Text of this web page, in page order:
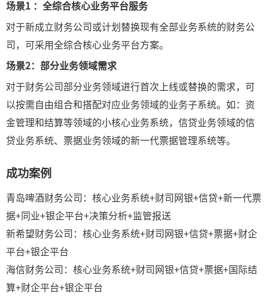
场景1 ： 全综合核心业务平台服务
对于新成立财务公司或计划替换现有全部业务系统的财务公
司，可采用全综合核心业务平台方案。
场景2： 部分业务领域需求
对于财务公司部分业务领域进行首次上线或替换的需求，可
以按需自由组合和搭配对应业务领域的业务子系统。如：资
金管理和结算等领域的小核心业务系统，信贷业务领域的信
贷业务系统、票据业务领域的新一代票据管理系统等。
成功案例
青岛啤酒财务公司：核心业务系统+财司网银+信贷+新一代票
据+同业+银企平台+决策分析+监管报送
新希望财务公司：核心业务系统+财司网银+信贷+票据+财企
平台+银企平台
海信财务公司：核心业务系统+财司网银+信贷+票据+国际结
算+财企平台+银企平台